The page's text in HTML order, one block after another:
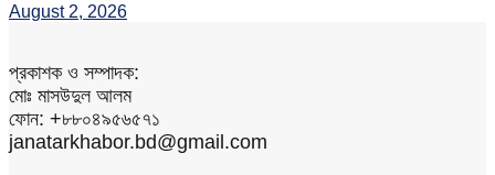
August 2, 2026
প্রকাশক ও সম্পাদক:
মোঃ মাসউদুল আলম
ফোন: +৮৮০৪৯৫৬৫৭১
janatarkhabor.bd@gmail.com